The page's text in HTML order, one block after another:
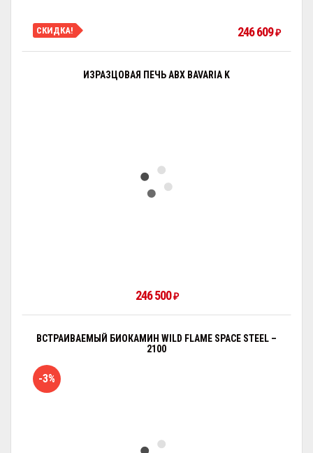
СКИДКА! 246 609₽
ИЗРАЗЦОВАЯ ПЕЧЬ ABX BAVARIA K
246 500₽
ВСТРАИВАЕМЫЙ БИОКАМИН WILD FLAME SPACE STEEL –
2100
-3%